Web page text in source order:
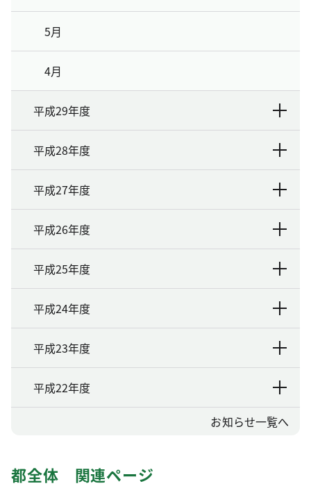
5月
4月
平成29年度
平成28年度
平成27年度
平成26年度
平成25年度
平成24年度
平成23年度
平成22年度
お知らせ一覧へ
都全体 関連ページ